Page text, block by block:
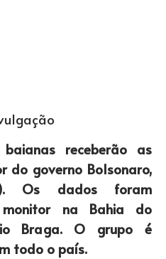
receberão as
do governo Bolsonaro,
Os dados foram
monitor na Bahia do
Braga. O grupo é
todo o país.